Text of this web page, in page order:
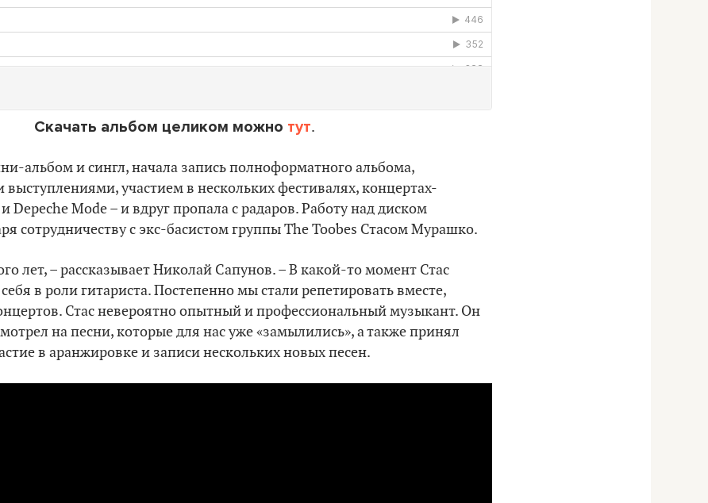
Скачать альбом целиком можно тут.
альбом и сингл, начала запись полноформатного альбома,
участием в нескольких фестивалях, концертах-
Depeche Mode – и вдруг пропала с радаров. Работу над диском
сотрудничеству с экс-басистом группы The Toobes Стасом Мурашко.
лет, – рассказывает Николай Сапунов. – В какой-то момент Стас
в роли гитариста. Постепенно мы стали репетировать вместе,
Стас невероятно опытный и профессиональный музыкант. Он
на песни, которые для нас уже «замылились», а также принял
в аранжировке и записи нескольких новых песен.